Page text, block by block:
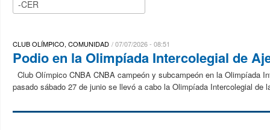
CLUB OLÍMPICO, COMUNIDAD 07/07/2026 - 08:51
Podio en la Olimpíada Intercolegial de
Club Olímpico CNBA CNBA campeón y subcampeón en la Olimpíada
pasado sábado 27 de junio se llevó a cabo la Olimpíada Intercolegial de